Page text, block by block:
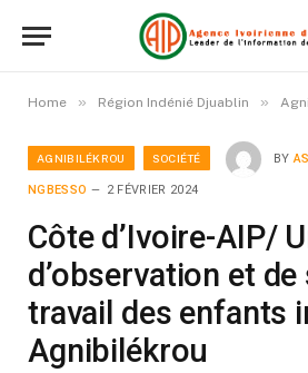
Home » Région Indénié Djuablin »
AGNIBILÉKROU SOCIÉTÉ BY
NGBESSO 2 FÉVRIER 2024
Côte d’Ivoire-AIP/
d’observation et
travail des enfants
Agnibilékrou